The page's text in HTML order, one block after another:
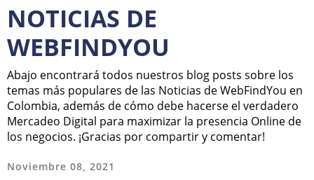
NOTICIAS DE
WEBFINDYOU
Abajo encontrará todos nuestros blog posts sobre los
temas más populares de las Noticias de WebFindYou en
Colombia, además de cómo debe hacerse el verdadero
Mercadeo Digital para maximizar la presencia Online de
los negocios. ¡Gracias por compartir y comentar!
Noviembre 08, 2021